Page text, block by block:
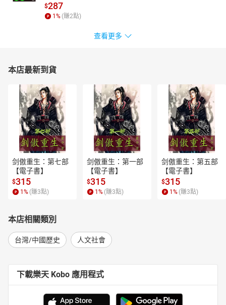
$287
1 % (賺2點)
查看更多
本店最新到貨
剑傲重生：第七部
【電子書】
$315
1 % (賺3點)
剑傲重生：第一部
【電子書】
$315
1 % (賺3點)
剑傲重生：第五部
【電子書】
$315
1 % (賺3點)
本店相關類別
台灣/中國歷史 人文社會
下載樂天 Kobo 應用程式